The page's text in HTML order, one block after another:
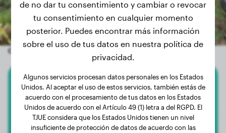
Otros perros aleatorios
Toy-Pudel
Blue
de no dar tu consentimiento y cambiar o revocar
tu consentimiento en cualquier momento
posterior. Puedes encontrar más información
sobre el uso de tus datos en nuestra política de
privacidad.
Algunos servicios procesan datos personales en los Estados
Unidos. Al aceptar el uso de estos servicios, también estás de
acuerdo con el procesamiento de tus datos en los Estados
Unidos de acuerdo con el Artículo 49 (1) letra a del RGPD. El
TJUE considera que los Estados Unidos tienen un nivel
insuficiente de protección de datos de acuerdo con las